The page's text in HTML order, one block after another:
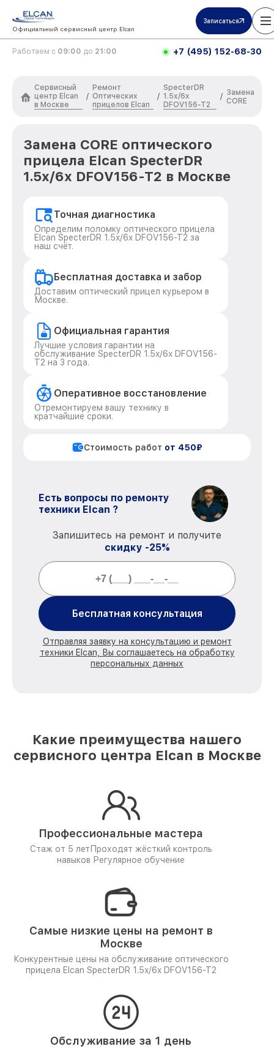
Официальный сервисный центр Elcan
Записаться
Работаем с 09:00 до 21:00 +7 (495) 152-68-30
Сервисный
центр Elcan
в Москве
/
Ремонт
Оптических
прицелов Elcan
/
SpecterDR
1.5x/6x
DFOV156-T2
/ Замена
CORE
Замена CORE оптического
прицела Elcan SpecterDR
1.5x/6x DFOV156-T2 в Москве
Точная диагностика
Определим поломку оптического прицела
Elcan SpecterDR 1.5x/6x DFOV156-T2 за
наш счёт.
Бесплатная доставка и забор
Доставим оптический прицел курьером в
Москве.
Официальная гарантия
Лучшие условия гарантии на
обслуживание SpecterDR 1.5x/6x DFOV156-
T2 на 3 года.
Оперативное восстановление
Отремонтируем вашу технику в
кратчайшие сроки.
Стоимость работ от 450₽
Есть вопросы по ремонту
техники Elcan ?
Запишитесь на ремонт и получите
скидку -25%
Бесплатная консультация
Отправляя заявку на консультацию и ремонт
техники Elcan, Вы соглашаетесь на обработку
персональных данных
Какие преимущества нашего
сервисного центра Elcan в Москве
Профессиональные мастера
Стаж от 5 лет Проходят жёсткий контроль
навыков Регулярное обучение
Самые низкие цены на ремонт в
Москве
Конкурентные цены на обслуживание оптического
прицела Elcan SpecterDR 1.5x/6x DFOV156-T2
Обслуживание за 1 день